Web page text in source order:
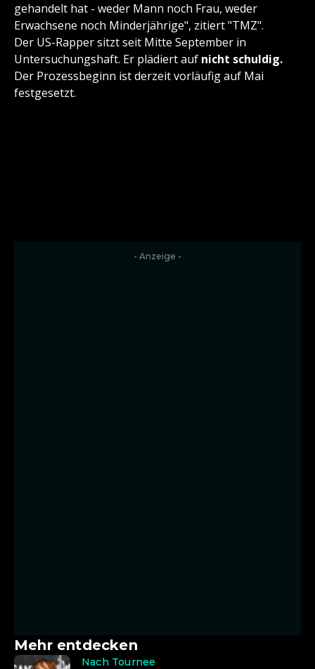
gehandelt hat - weder Mann noch Frau, weder
Erwachsene noch Minderjährige", zitiert "TMZ".
Der US-Rapper sitzt seit Mitte September in
Untersuchungshaft. Er plädiert auf nicht schuldig.
Der Prozessbeginn ist derzeit vorläufig auf Mai
festgesetzt.
- Anzeige -
Mehr entdecken
Nach Tournee